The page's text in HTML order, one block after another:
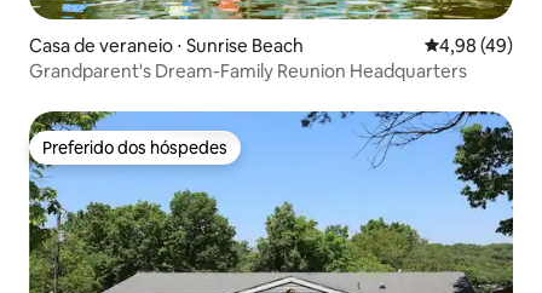
Casa de veraneio ⋅ Sunrise Beach 4,98 de uma
4,98 (49)
Grandparent's Dream-Family Reunion Headquarters
Preferido dos hóspedes
Preferido dos hóspedes